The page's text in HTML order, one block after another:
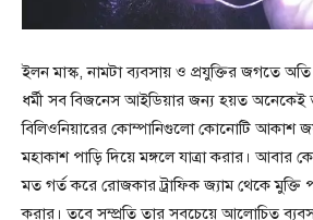
ইলন মাস্ক, নামটা ব্যবসায় ও প্রযুক্তির জগতে
ধর্মী সব বিজনেস আইডিয়ার জন্য হয়ত অনেকেই
বিলিওনিয়ারের কোম্পানিগুলো কোনোটি আকাশ
মহাকাশ পাড়ি দিয়ে মঙ্গলে যাত্রা করার। আবার
মত গর্ত করে রোজকার ট্রাফিক জ্যাম থেকে মুক্তি
করার। তবে সম্প্রতি তার সবচেয়ে আলোচিত